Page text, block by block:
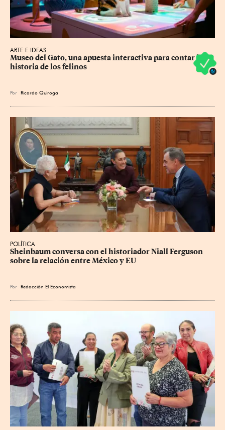
ARTE E IDEAS
Museo del Gato, una apuesta interactiva para contar la
historia de los felinos
Por Ricardo Quiroga
POLÍTICA
Sheinbaum conversa con el historiador Niall Ferguson
sobre la relación entre México y EU
Por Redacción El Economista